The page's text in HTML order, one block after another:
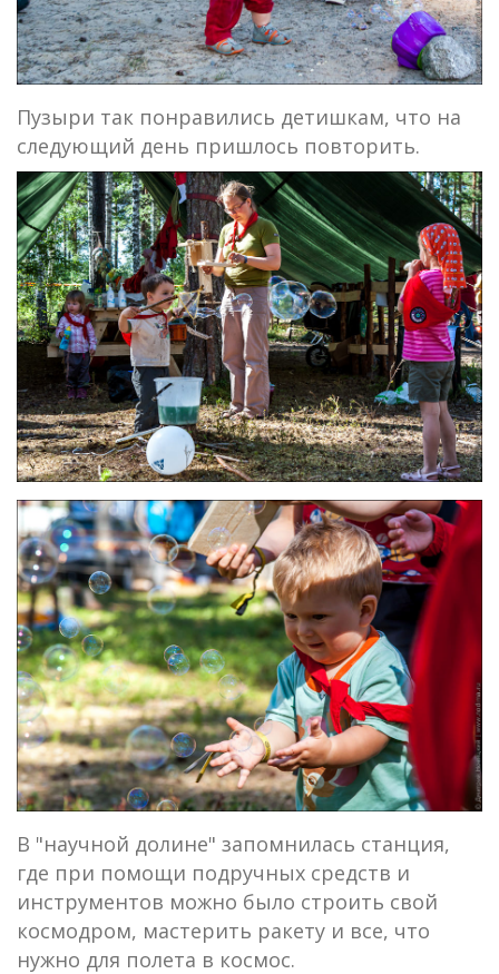
Пузыри так понравились детишкам, что на
следующий день пришлось повторить.
В "научной долине" запомнилась станция,
где при помощи подручных средств и
инструментов можно было строить свой
космодром, мастерить ракету и все, что
нужно для полета в космос.